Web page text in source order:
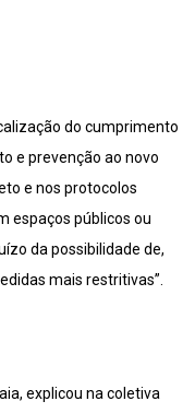
do cumprimento
e prevenção ao novo
e nos protocolos
espaços públicos ou
da possibilidade de,
mais restritivas”.
explicou na coletiva